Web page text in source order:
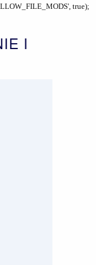
true);
I